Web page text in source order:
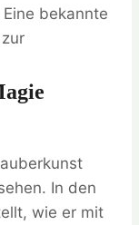
bekannte
In den
wie er mit